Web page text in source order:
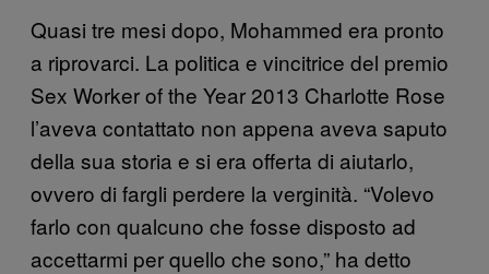
Quasi tre mesi dopo, Mohammed era pronto
a riprovarci. La politica e vincitrice del premio
Sex Worker of the Year 2013 Charlotte Rose
l’aveva contattato non appena aveva saputo
della sua storia e si era offerta di aiutarlo,
ovvero di fargli perdere la verginità. “Volevo
farlo con qualcuno che fosse disposto ad
accettarmi per quello che sono,” ha detto